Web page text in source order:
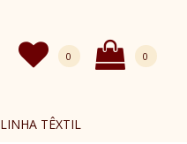
0
0
LINHA TÊXTIL